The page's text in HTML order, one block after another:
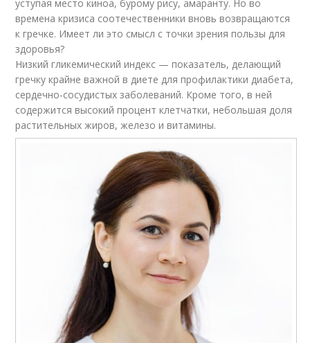
уступая место киноа, бурому рису, амаранту. Но во
времена кризиса соотечественники вновь возвращаются
к гречке. Имеет ли это смысл с точки зрения пользы для
здоровья?
Низкий гликемический индекс — показатель, делающий
гречку крайне важной в диете для профилактики диабета,
сердечно-сосудистых заболеваний. Кроме того, в ней
содержится высокий процент клетчатки, небольшая доля
растительных жиров, железо и витамины.